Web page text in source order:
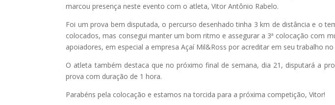
marcou presença neste evento com o atleta, Vitor Antônio Rabelo.
Foi um prova bem disputada, o percurso desenhado tinha 3 km de distância e o
colocados, mas consegui manter um bom ritmo e assegurar a 3ª colocação com
apoiadores, em especial a empresa Açaí Mil&Ross por acreditar em seu trabalho no
O atleta também destaca que no próximo final de semana, dia 21, disputará a
prova com duração de 1 hora.
Parabéns pela colocação e estamos na torcida para a próxima competição, Vitor!